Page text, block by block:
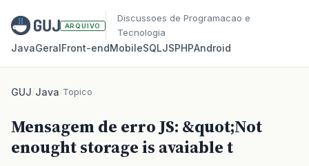
ARQUIVO
Discussoes de Programacao e
Tecnologia
JavaGeralFront‑endMobileSQLJSPHPAndroid
GUJ/Java/Topico
Mensagem de erro JS: &quot;Not
enought storage is avaiable t